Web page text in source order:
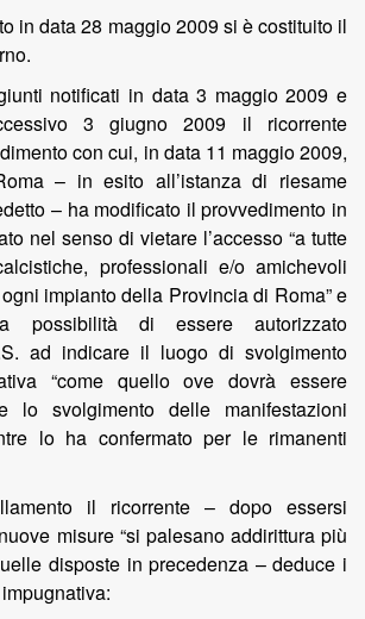
in data 28 maggio 2009 si è costituito il
notificati in data 3 maggio 2009 e
3 giugno 2009 il ricorrente
con cui, in data 11 maggio 2009,
– in esito all’istanza di riesame
– ha modificato il provvedimento in
nel senso di vietare l’accesso “a tutte
professionali e/o amichevoli
impianto della Provincia di Roma” e
possibilità di essere autorizzato
ad indicare il luogo di svolgimento
“come quello ove dovrà essere
lo svolgimento delle manifestazioni
lo ha confermato per le rimanenti
il ricorrente – dopo essersi
misure “si palesano addirittura più
disposte in precedenza – deduce i